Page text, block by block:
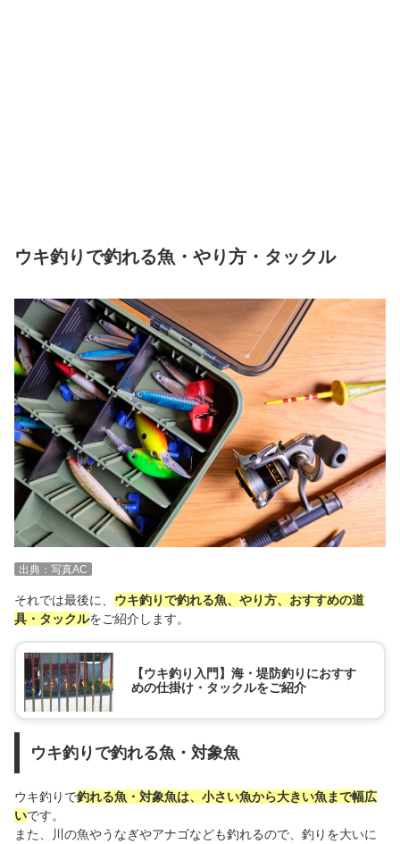
ウキ釣りで釣れる魚・やり方・タックル
出典：写真AC
それでは最後に、 ウキ釣りで釣れる魚、やり方、おすすめの道
具・タックルをご紹介します。
【ウキ釣り入門】海・堤防釣りにおすす
めの仕掛け・タックルをご紹介
ウキ釣りで釣れる魚・対象魚
ウキ釣りで釣れる魚・対象魚は、小さい魚から大きい魚まで幅広
いです。
また、川の魚やうなぎやアナゴなども釣れるので、釣りを大いに